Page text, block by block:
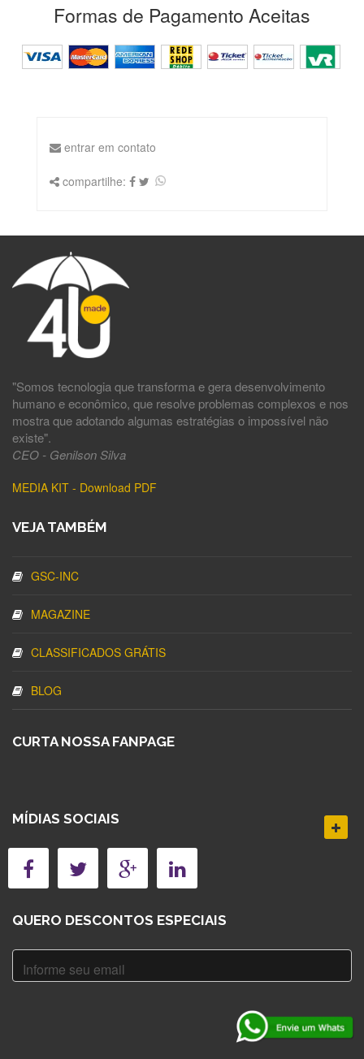
Formas de Pagamento Aceitas
entrar em contato
compartilhe:
"Somos tecnologia que transforma e gera desenvolvimento
humano e econômico, que resolve problemas complexos e nos
mostra que adotando algumas estratégias o impossível não
existe".
CEO - Genilson Silva
MEDIA KIT - Download PDF
VEJA TAMBÉM
GSC-INC
MAGAZINE
CLASSIFICADOS GRÁTIS
BLOG
CURTA NOSSA FANPAGE
MÍDIAS SOCIAIS
QUERO DESCONTOS ESPECIAIS